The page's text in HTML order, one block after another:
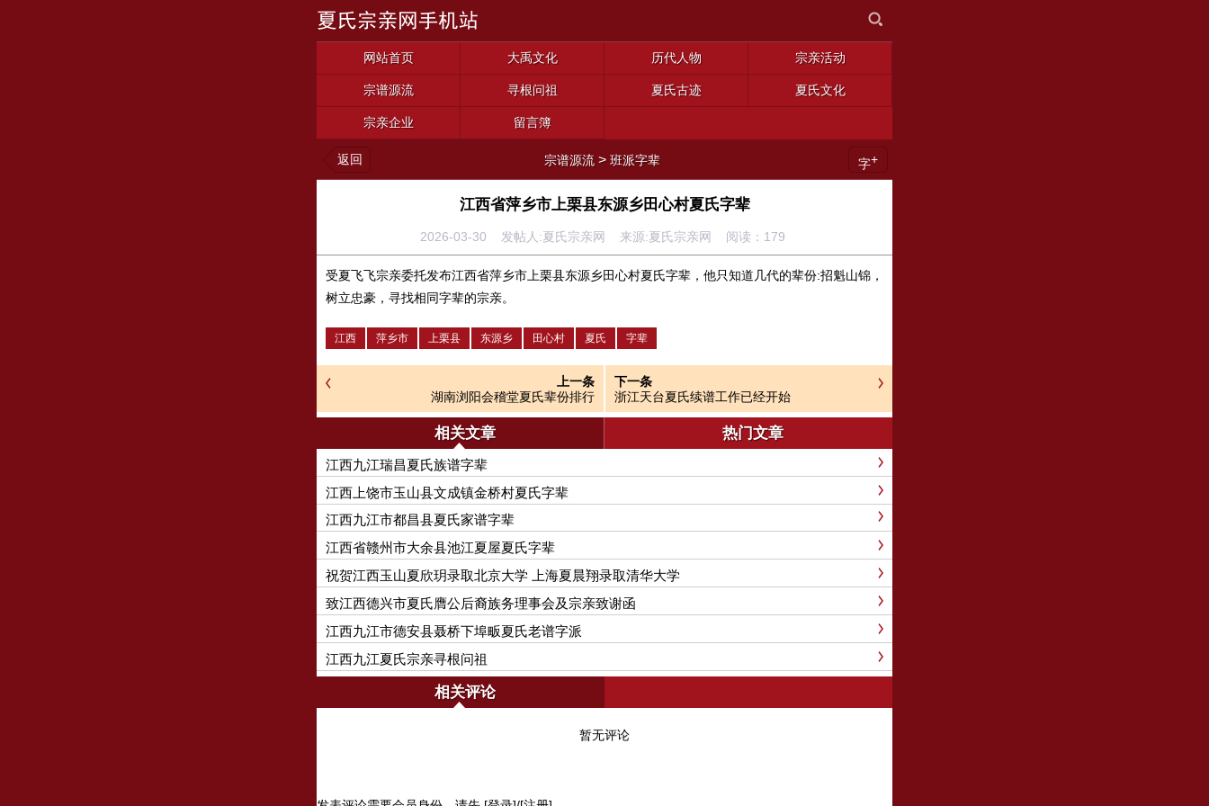
网站首页 大禹文化 历代人物 宗亲活动
宗谱源流 寻根问祖 夏氏古迹 夏氏文化
宗亲企业 留言簿
返回 宗谱源流 >班派字辈 字+
江西省萍乡市上栗县东源乡田心村夏氏字辈
2026-03-30 发帖人:夏氏宗亲网 来源:夏氏宗亲网 阅读： 179
受夏飞飞宗亲委托发布江西省萍乡市上栗县东源乡田心村夏氏字辈，他只知道几代的辈份:招魁山锦，
树立忠豪，寻找相同字辈的宗亲。
江西 萍乡市 上栗县 东源乡 田心村 夏氏 字辈
上一条
湖南浏阳会稽堂夏氏辈份排行
下一条
浙江天台夏氏续谱工作已经开始
相关文章 热门文章
江西九江瑞昌夏氏族谱字辈
江西上饶市玉山县文成镇金桥村夏氏字辈
江西九江市都昌县夏氏家谱字辈
江西省赣州市大余县池江夏屋夏氏字辈
祝贺江西玉山夏欣玥录取北京大学 上海夏晨翔录取清华大学
致江西德兴市夏氏膺公后裔族务理事会及宗亲致谢函
江西九江市德安县聂桥下埠畈夏氏老谱字派
江西九江夏氏宗亲寻根问祖
相关评论
暂无评论